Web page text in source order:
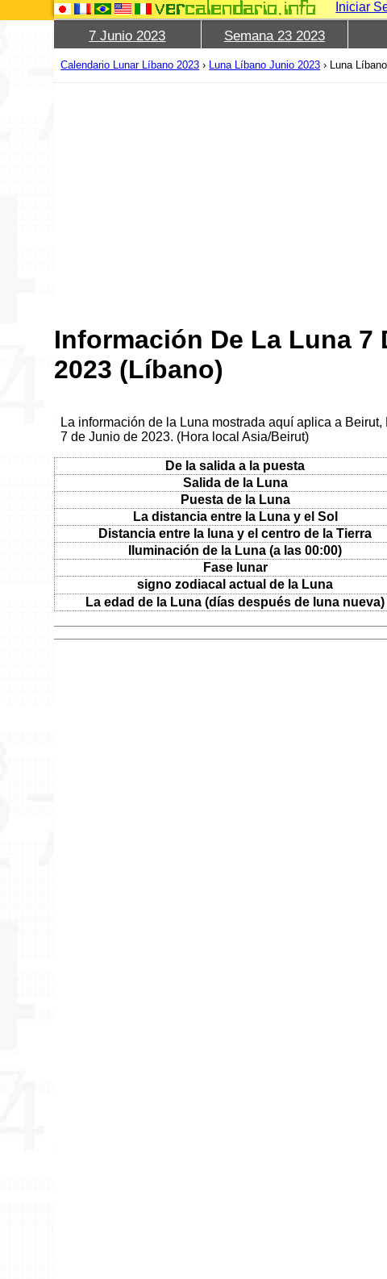
Iniciar
7 Junio 2023 Semana 23 2023
Calendario Lunar Líbano 2023 › Luna Líbano Junio 2023 › Luna
Información De La Luna 7
2023 (Líbano)
La información de la Luna mostrada aquí aplica a
7 de Junio de 2023. (Hora local Asia/Beirut)
De la salida a la puesta
Salida de la Luna
Puesta de la Luna
La distancia entre la Luna y el Sol
Distancia entre la luna y el centro de la Tierra
Iluminación de la Luna (a las 00:00)
Fase lunar
signo zodiacal actual de la Luna
La edad de la Luna (días después de luna nueva)